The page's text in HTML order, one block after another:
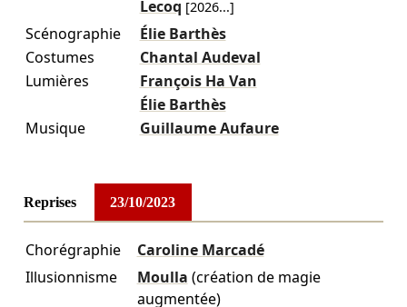
Lecoq [2026...]
Scénographie
Élie Barthès
Costumes
Chantal Audeval
Lumières
François Ha Van
Élie Barthès
Musique
Guillaume Aufaure
Reprises 23/10/2023
Chorégraphie
Caroline Marcadé
Illusionnisme
Moulla (création de magie
augmentée)